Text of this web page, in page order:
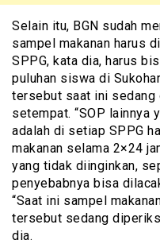
Selain itu, BGN sudah
sampel makanan harus
SPPG, kata dia, harus
puluhan siswa di
tersebut saat ini
setempat. “SOP lainnya
adalah di setiap SPPG
makanan selama 2×24
yang tidak diinginkan,
penyebabnya bisa
“Saat ini sampel
tersebut sedang
dia.